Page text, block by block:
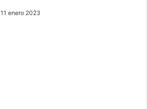
11 enero 2023